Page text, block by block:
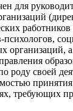
для
психологов,
организаций,
роду своей
требующих